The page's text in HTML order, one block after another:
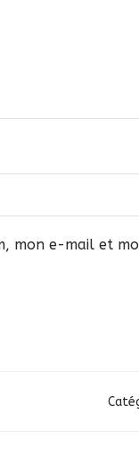
mon e-mail et